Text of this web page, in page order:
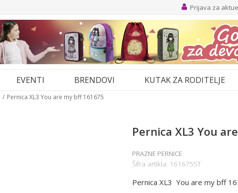
Prijava za
EVENTI BRENDOVI KUTAK ZA RODITELJE
Pernica XL3 You are my bff 161675
Pernica XL3 You
PRAZNE PERNICE
Šifra artikla: 161675ST
Pernica XL3 You are my bff